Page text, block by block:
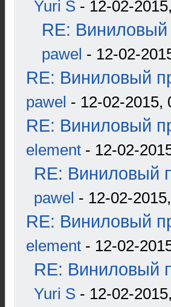
Yuri S - 12-02-
RE: Виниловый
pawel - 12-02-
RE: Виниловый
pawel - 12-02-2015,
RE: Виниловый
element - 12-02-
RE: Виниловый
pawel - 12-02-
RE: Виниловый
element - 12-02-
RE: Виниловый
Yuri S - 12-02-